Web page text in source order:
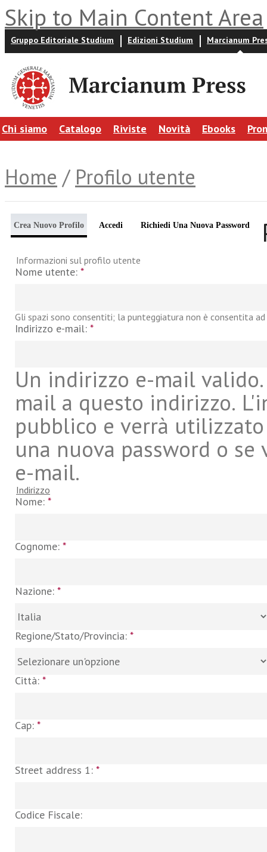
Skip to Main Content Area
Gruppo Editoriale Studium Edizioni Studium Marcianum
Chi siamo Catalogo Riviste Novità Ebooks
Home / Profilo utente
Crea Nuovo Profilo Accedi Richiedi Una Nuova Password
Informazioni sul profilo utente
Nome utente: *
Gli spazi sono consentiti; la punteggiatura non è consentita
Indirizzo e-mail: *
Un indirizzo e-mail
mail a questo indirizzo.
pubblico e verrà
una nuova password o
e-mail.
Indirizzo
Nome: *
Cognome: *
Nazione: *
Regione/Stato/Provincia: *
Città: *
Cap: *
Street address 1: *
Codice Fiscale: